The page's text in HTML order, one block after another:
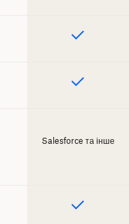
Salesforce та інше